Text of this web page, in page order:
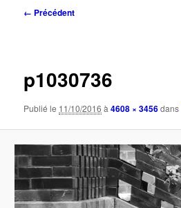
Navigation
← Précédent
p1030736
Publié le 11/10/2016 à4608 × 3456dans